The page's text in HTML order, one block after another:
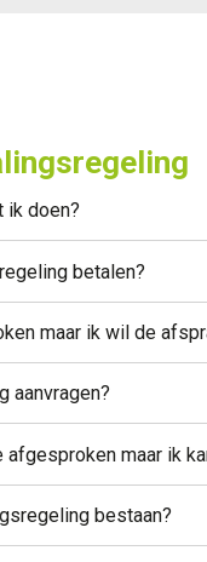
ik doen?
betalen?
maar ik wil de
aanvragen?
maar ik
bestaan?